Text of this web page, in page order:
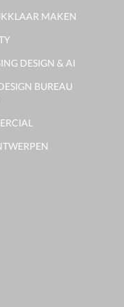
MAKEN
DESIGN & AI
BUREAU